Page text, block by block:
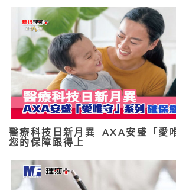
醫療科技日新月異 AXA安盛「愛
您的保障跟得上